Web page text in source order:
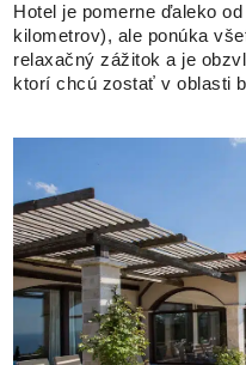
Hotel je pomerne ďaleko
kilometrov), ale ponúka
relaxačný zážitok a je
ktorí chcú zostať v oblasti